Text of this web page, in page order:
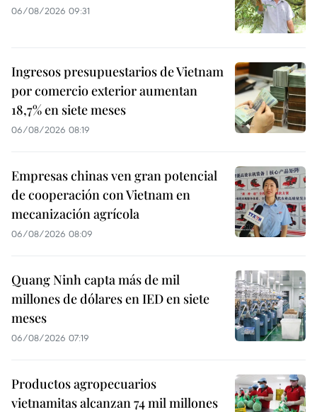
06/08/2026 09:31
Ingresos presupuestarios de Vietnam
por comercio exterior aumentan
18,7% en siete meses
06/08/2026 08:19
Empresas chinas ven gran potencial
de cooperación con Vietnam en
mecanización agrícola
06/08/2026 08:09
Quang Ninh capta más de mil
millones de dólares en IED en siete
meses
06/08/2026 07:19
Productos agropecuarios
vietnamitas alcanzan 74 mil millones